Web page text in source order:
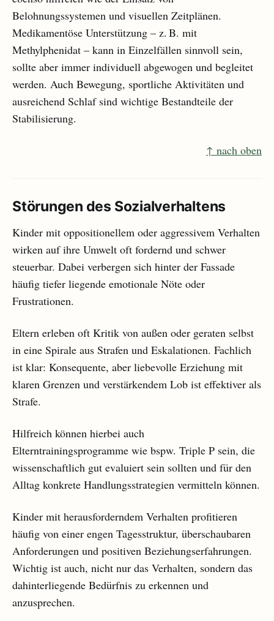
Belohnungssystemen und visuellen Zeitplänen.
Medikamentöse Unterstützung – z. B. mit
Methylphenidat – kann in Einzelfällen sinnvoll sein,
sollte aber immer individuell abgewogen und begleitet
werden. Auch Bewegung, sportliche Aktivitäten und
ausreichend Schlaf sind wichtige Bestandteile der
Stabilisierung.
↑ nach oben
Störungen des Sozialverhaltens
Kinder mit oppositionellem oder aggressivem Verhalten
wirken auf ihre Umwelt oft fordernd und schwer
steuerbar. Dabei verbergen sich hinter der Fassade
häufig tiefer liegende emotionale Nöte oder
Frustrationen.
Eltern erleben oft Kritik von außen oder geraten selbst
in eine Spirale aus Strafen und Eskalationen. Fachlich
ist klar: Konsequente, aber liebevolle Erziehung mit
klaren Grenzen und verstärkendem Lob ist effektiver als
Strafe.
Hilfreich können hierbei auch
Elterntrainingsprogramme wie bspw. Triple P sein, die
wissenschaftlich gut evaluiert sein sollten und für den
Alltag konkrete Handlungsstrategien vermitteln können.
Kinder mit herausforderndem Verhalten profitieren
häufig von einer engen Tagesstruktur, überschaubaren
Anforderungen und positiven Beziehungserfahrungen.
Wichtig ist auch, nicht nur das Verhalten, sondern das
dahinterliegende Bedürfnis zu erkennen und
anzusprechen.